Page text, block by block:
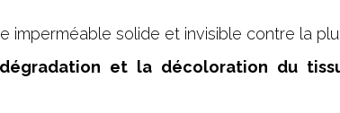
imperméable solide et invisible contre la
et la décoloration du